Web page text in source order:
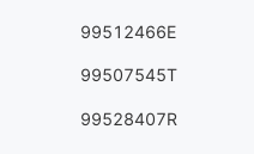
99512466E
99507545T
99528407R